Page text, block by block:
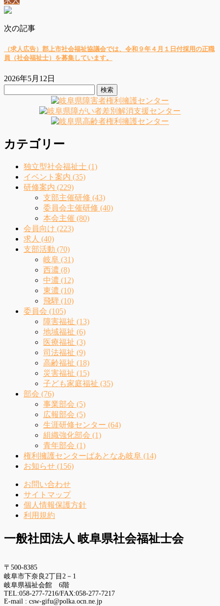
次の記事
（求人広告）郡上市社会福祉協議会では、令和９年４月１日付採用の正職
員（社会福祉士）を募集しています。
2026年5月12日
カテゴリー
独立型社会福祉士 (1)
イベント案内 (35)
研修案内 (229)
支部主催研修 (43)
委員会主催研修 (40)
本会主催 (80)
会員向け (223)
求人 (40)
支部活動 (70)
岐阜 (31)
西濃 (8)
中濃 (12)
東濃 (10)
飛騨 (10)
委員会 (105)
障害福祉 (13)
地域福祉 (6)
医療福祉 (3)
司法福祉 (9)
高齢福祉 (18)
災害福祉 (15)
子ども家庭福祉 (35)
部会 (76)
事業部会 (5)
広報部会 (5)
生涯研修センター (64)
組織強化部会 (1)
青年部会 (1)
権利擁護センターぱあとなあ岐阜 (14)
お知らせ (156)
お問い合わせ
サイトマップ
個人情報保護方針
利用規約
一般社団法人 岐阜県社会福祉士会
〒500-8385
岐阜市下奈良2丁目2－1
岐阜県福祉会館 6階
TEL:058-277-7216/FAX:058-277-7217
E-mail : csw-gifu@polka.ocn.ne.jp